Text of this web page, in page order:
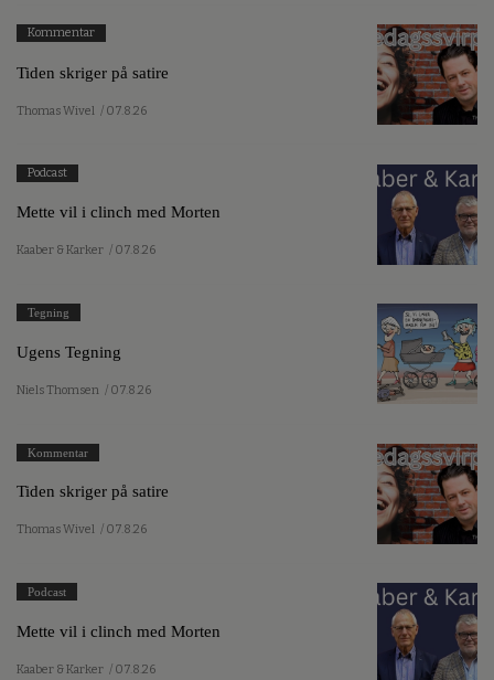
Kommentar
Tiden skriger på satire
Thomas Wivel / 07.8.26
Podcast
Mette vil i clinch med Morten
Kaaber & Karker / 07.8.26
Tegning
Ugens Tegning
Niels Thomsen / 07.8.26
Kommentar
Tiden skriger på satire
Thomas Wivel / 07.8.26
Podcast
Mette vil i clinch med Morten
Kaaber & Karker / 07.8.26